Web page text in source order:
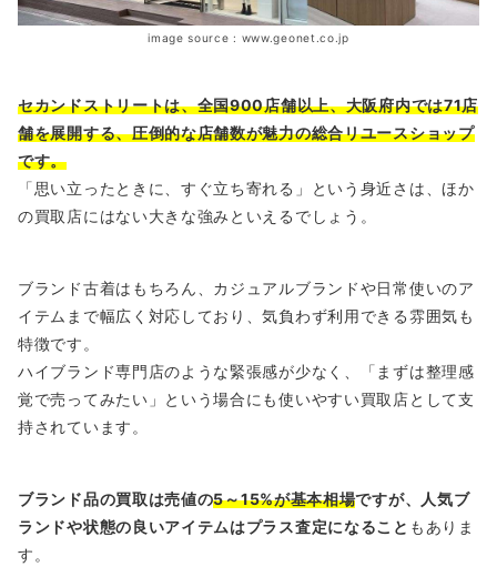
image source : www.geonet.co.jp
セカンドストリートは、全国900店舗以上、大阪府内では71店
舗を展開する、圧倒的な店舗数が魅力の総合リユースショップ
です。
「思い立ったときに、すぐ立ち寄れる」という身近さは、ほか
の買取店にはない大きな強みといえるでしょう。
ブランド古着はもちろん、カジュアルブランドや日常使いのア
イテムまで幅広く対応しており、気負わず利用できる雰囲気も
特徴です。
ハイブランド専門店のような緊張感が少なく、「まずは整理感
覚で売ってみたい」という場合にも使いやすい買取店として支
持されています。
ブランド品の買取は売値の5～15%が基本相場ですが、人気ブ
ランドや状態の良いアイテムはプラス査定になること もありま
す。